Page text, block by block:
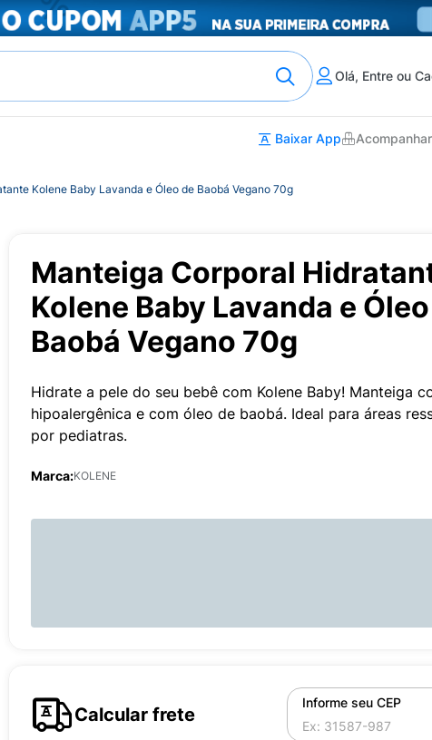
Olá, Entre ou
Baixar App
Kolene Baby Lavanda e Óleo de Baobá Vegano 70g
Manteiga Corporal
Kolene Baby Lavanda e
Baobá Vegano 70g
Hidrate a pele do seu bebê com Kolene Baby! Manteiga
hipoalergênica e com óleo de baobá. Ideal para áreas
por pediatras.
Marca:KOLENE
Calcular frete
Informe seu CEP